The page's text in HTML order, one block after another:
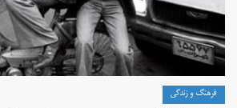
فرهنگ و زندگی